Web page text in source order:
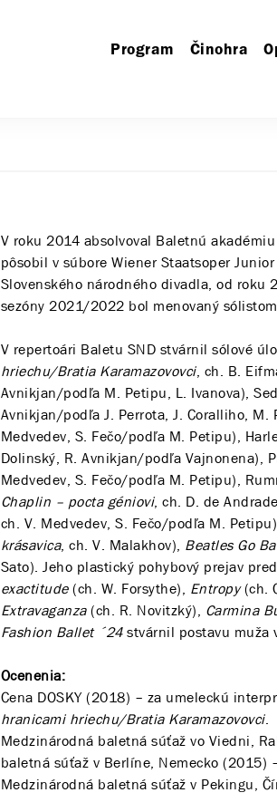
Program Činohra
V roku 2014 absolvoval Baletnú
pôsobil v súbore Wiener Staatsoper
Slovenského národného divadla, od
sezóny 2021/2022 bol menovaný
V repertoári Baletu SND stvárnil sólové
hriechu/Bratia Karamazovovci, ch. B.
Avnikjan/podľa M. Petipu, L. Ivanova),
Avnikjan/podľa J. Perrota, J. Coralliho, M.
Medvedev, S. Fečo/podľa M. Petipu),
Dolinský, R. Avnikjan/podľa Vajnonena),
Medvedev, S. Fečo/podľa M. Petipu),
Chaplin – pocta géniovi, ch. D. de
ch. V. Medvedev, S. Fečo/podľa M.
krásavica, ch. V. Malakhov), Beatles Go
Sato). Jeho plastický pohybový prejav
exactitude(ch. W. Forsythe), Entropy(ch.
Extravaganza(ch. R. Novitzký), Carmina
Fashion Ballet ´24stvárnil postavu muža
Ocenenia:
Cena DOSKY (2018) – za umeleckú
hranicami hriechu/Bratia Karamazovovci.
Medzinárodná baletná súťaž vo Viedni,
baletná súťaž v Berlíne, Nemecko (2015)
Medzinárodná baletná súťaž v Pekingu,